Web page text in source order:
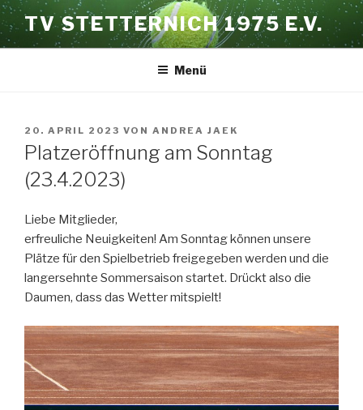
Zum
Inhalt
springen
TV STETTERNICH 1975 E.V.
Menü
VERÖFFENTLICHT
AM
20. APRIL 2023 VON ANDREA JAEK
Platzeröffnung am Sonntag
(23.4.2023)
Liebe Mitglieder,
erfreuliche Neuigkeiten! Am Sonntag können unsere
Plätze für den Spielbetrieb freigegeben werden und die
langersehnte Sommersaison startet. Drückt also die
Daumen, dass das Wetter mitspielt!